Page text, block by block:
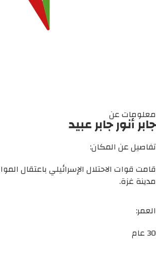
معلومات عن
جابر أنور جابر عبيد
تفاصيل عن المكان:
قامت قوات الاحتلال الإسرائيلي باعتقال
مدينة غزة.
العمر:
30 عام